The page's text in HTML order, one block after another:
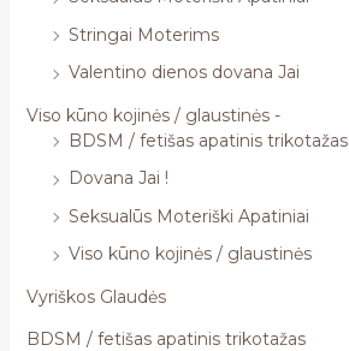
Stringai Moterims
Valentino dienos dovana Jai
Viso kūno kojinės / glaustinės -
BDSM / fetišas apatinis trikotažas
Dovana Jai !
Seksualūs Moteriški Apatiniai
Viso kūno kojinės / glaustinės
Vyriškos Glaudės
BDSM / fetišas apatinis trikotažas